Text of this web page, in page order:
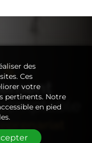
&
des
Ces
votre
pertinents. Notre
en pied